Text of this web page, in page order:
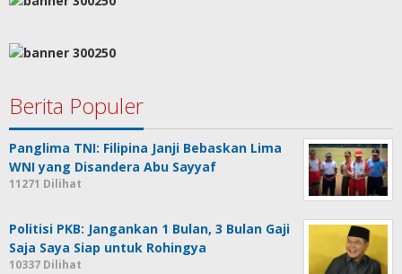
Berita Populer
Panglima TNI: Filipina Janji Bebaskan Lima
WNI yang Disandera Abu Sayyaf
11271 Dilihat
Politisi PKB: Jangankan 1 Bulan, 3 Bulan Gaji
Saja Saya Siap untuk Rohingya
10337 Dilihat